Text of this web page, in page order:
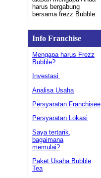
harus bergabung
bersama frezz Bubble.
Info Franchise
Mengapa harus Frezz
Bubble?
Investasi
Analisa Usaha
Persyaratan Franchisee
Persyaratan Lokasi
Saya tertarik,
bagaimana
memulai?
Paket Usaha Bubble
Tea